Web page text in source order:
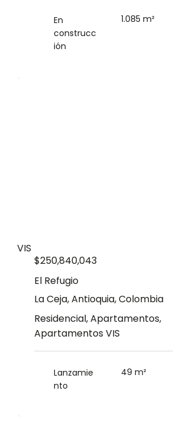
En
construcc
ión
1.085 m²
VIS
$250,840,043
El Refugio
La Ceja, Antioquia, Colombia
Residencial, Apartamentos,
Apartamentos VIS
Lanzamie
nto
49 m²